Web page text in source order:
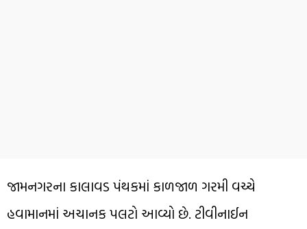
જામનગરના કાલાવડ પંથકમાં કાળજાળ ગરમી વચ્ચે
હવામાનમાં અચાનક પલટો આવ્યો છે. ટીવીનાઈન